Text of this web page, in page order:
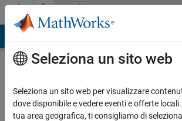
Vai al contenutoCommunity
Profile
Seleziona un sito web
Seleziona un sito web per visualizzare
dove disponibile e vedere eventi e offerte
tua area geografica, ti consigliamo di